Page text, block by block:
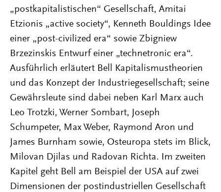
„postkapitalistischen“ Gesellschaft, Amitai
Etzionis „active society“, Kenneth Bouldings Idee
einer „post-civilized era“ sowie Zbigniew
Brzezinskis Entwurf einer „technetronic era“.
Ausführlich erläutert Bell Kapitalismustheorien
und das Konzept der Industriegesellschaft; seine
Gewährsleute sind dabei neben Karl Marx auch
Leo Trotzki, Werner Sombart, Joseph
Schumpeter, Max Weber, Raymond Aron und
James Burnham sowie, Osteuropa stets im Blick,
Milovan Djilas und Radovan Richta. Im zweiten
Kapitel geht Bell am Beispiel der USA auf zwei
Dimensionen der postindustriellen Gesellschaft